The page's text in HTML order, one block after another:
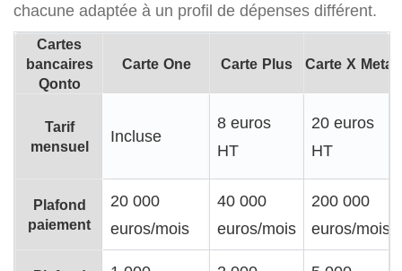
chacune adaptée à un profil de dépenses différent.
Cartes
bancaires
Qonto
Carte One Carte Plus Carte X Metal
Tarif
mensuel
Incluse
8 euros
HT
20 euros
HT
Plafond
paiement
20 000
euros/mois
40 000
euros/mois
200 000
euros/mois